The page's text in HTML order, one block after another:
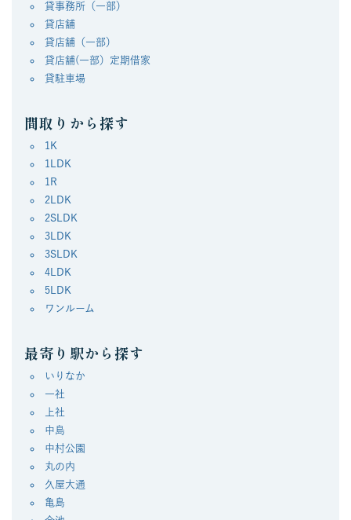
貸事務所（一部）
貸店舗
貸店舗（一部）
貸店舗(一部）定期借家
貸駐車場
間取りから探す
1K
1LDK
1R
2LDK
2SLDK
3LDK
3SLDK
4LDK
5LDK
ワンルーム
最寄り駅から探す
いりなか
一社
上社
中島
中村公園
丸の内
久屋大通
亀島